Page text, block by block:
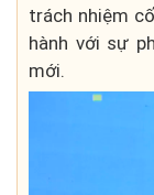
trách nhiệm
hành với sự
mới.